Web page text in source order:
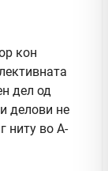
кон
дел од
делови не
ниту во А-